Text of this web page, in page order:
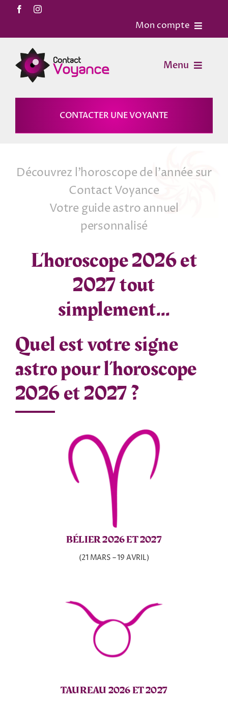
Passer
contenu
Mon compte
Mon Compte
Menu
Voyance
Magies
Astrologie
Numérologie
Tests & jeux
Blog
CONTACTER UNE VOYANTE
Découvrez l’horoscope de l’année sur
Contact Voyance
Votre guide astro annuel
personnalisé
L’horoscope 2026 et
2027 tout
simplement…
Quel est votre signe
astro pour l’horoscope
2026 et 2027 ?
BÉLIER 2026 ET 2027
(21 MARS – 19 AVRIL)
TAUREAU 2026 ET 2027